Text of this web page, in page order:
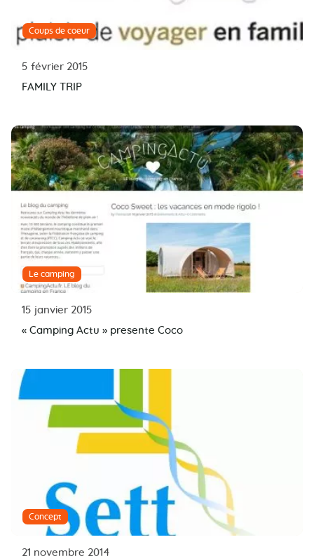
Coups de coeur
5 février 2015
FAMILY TRIP
Le camping
15 janvier 2015
« Camping Actu » presente Coco
Concept
21 novembre 2014